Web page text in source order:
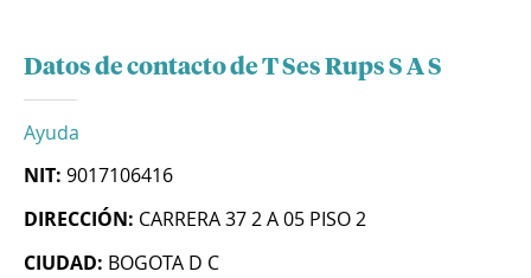
Datos de contacto de T Ses Rups S A S
Ayuda
NIT: 9017106416
DIRECCIÓN: CARRERA 37 2 A 05 PISO 2
CIUDAD: BOGOTA D C